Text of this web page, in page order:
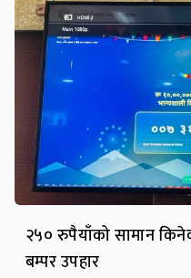
२५० रुपैयाँको सामान
बम्पर उपहार